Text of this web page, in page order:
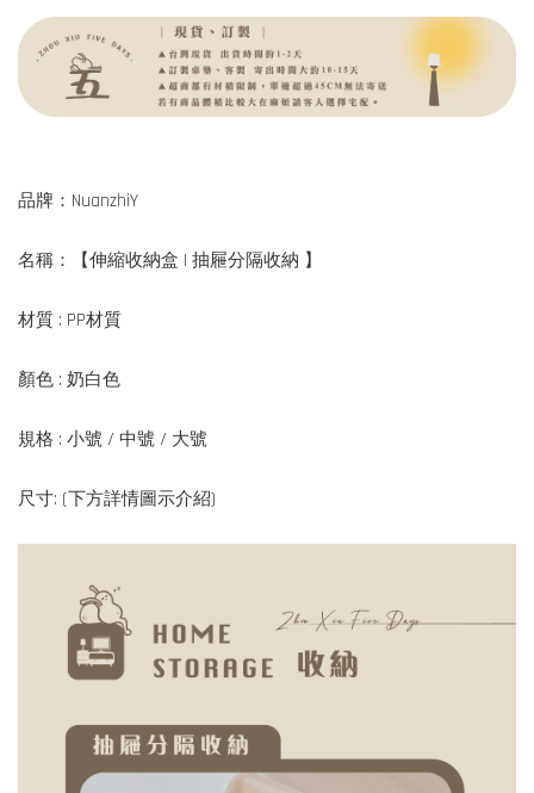
品牌：NuanzhiY
名稱：【伸縮收納盒 | 抽屜分隔收納 】
材質 : PP材質
顏色 : 奶白色
規格 : 小號 / 中號 / 大號
尺寸: (下方詳情圖示介紹)